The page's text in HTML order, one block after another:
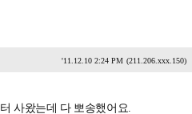
'11.12.10 2:24 PM (211.206.xxx.150)
사왔는데 다 뽀송했어요.